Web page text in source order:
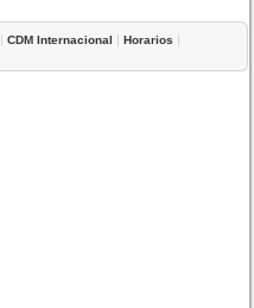
|CDM Internacional |Horarios |